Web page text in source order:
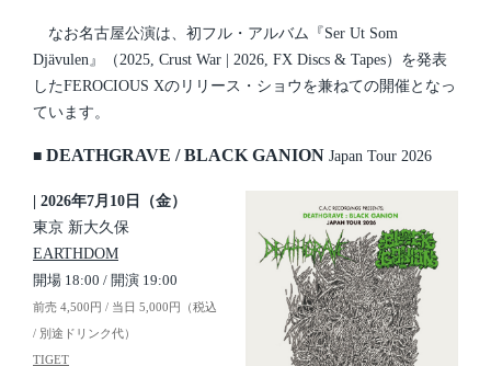
なお名古屋公演は、初フル・アルバム『Ser Ut Som
Djävulen』（2025, Crust War | 2026, FX Discs & Tapes）を発表
したFEROCIOUS Xのリリース・ショウを兼ねての開催となっ
ています。
■ DEATHGRAVE / BLACK GANION Japan Tour 2026
| 2026年7月10日（金）
東京 新大久保
EARTHDOM
開場 18:00 / 開演 19:00
前売 4,500円 / 当日 5,000円（税込
/ 別途ドリンク代）
TIGET